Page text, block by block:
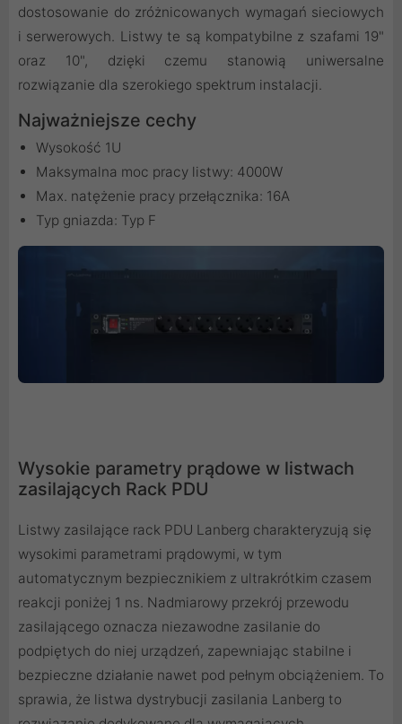
dostosowanie do zróżnicowanych wymagań sieciowych
i serwerowych. Listwy te są kompatybilne z szafami 19"
oraz 10", dzięki czemu stanowią uniwersalne
rozwiązanie dla szerokiego spektrum instalacji.
Najważniejsze cechy
Wysokość 1U
Maksymalna moc pracy listwy: 4000W
Max. natężenie pracy przełącznika: 16A
Typ gniazda: Typ F
Wysokie parametry prądowe w listwach
zasilających Rack PDU
Listwy zasilające rack PDU Lanberg charakteryzują się
wysokimi parametrami prądowymi, w tym
automatycznym bezpiecznikiem z ultrakrótkim czasem
reakcji poniżej 1 ns. Nadmiarowy przekrój przewodu
zasilającego oznacza niezawodne zasilanie do
podpiętych do niej urządzeń, zapewniając stabilne i
bezpieczne działanie nawet pod pełnym obciążeniem. To
sprawia, że listwa dystrybucji zasilania Lanberg to